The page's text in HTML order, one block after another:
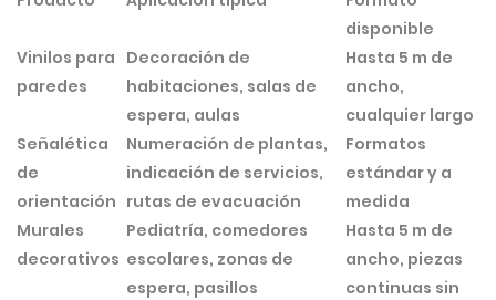
disponible
Vinilos para
paredes
Decoración de
habitaciones, salas de
espera, aulas
Hasta 5 m de
ancho,
cualquier largo
Señalética
de
orientación
Numeración de plantas,
indicación de servicios,
rutas de evacuación
Formatos
estándar y a
medida
Murales
decorativos
Pediatría, comedores
escolares, zonas de
espera, pasillos
Hasta 5 m de
ancho, piezas
continuas sin